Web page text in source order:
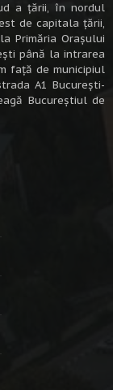
a ţării, în nordul
de capitala țării,
Primăria Orașului
până la intrarea
faţă de municipiul
A1 Bucureşti-
Bucureştiul de